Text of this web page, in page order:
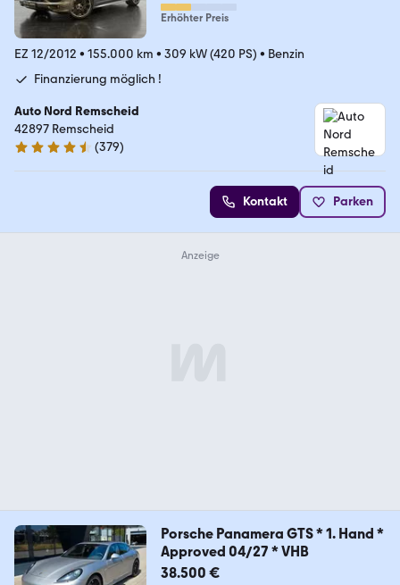
Erhöhter Preis
EZ 12/2012 • 155.000 km • 309 kW (420 PS) • Benzin
Finanzierung möglich !
Auto Nord Remscheid
42897 Remscheid
4.5 Sterne
(379)
Kontakt Parken
Porsche Panamera GTS * 1. Hand *
Approved 04/27 * VHB
38.500 €